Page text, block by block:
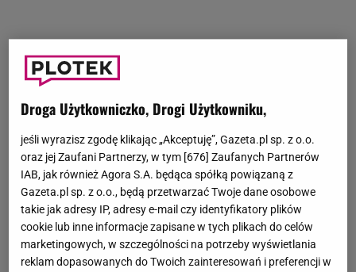
Droga Użytkowniczko, Drogi Użytkowniku,
jeśli wyrazisz zgodę klikając „Akceptuję”, Gazeta.pl sp. z o.o.
oraz jej Zaufani Partnerzy, w tym [676] Zaufanych Partnerów
IAB, jak również Agora S.A. będąca spółką powiązaną z
Gazeta.pl sp. z o.o., będą przetwarzać Twoje dane osobowe
takie jak adresy IP, adresy e-mail czy identyfikatory plików
cookie lub inne informacje zapisane w tych plikach do celów
marketingowych, w szczególności na potrzeby wyświetlania
reklam dopasowanych do Twoich zainteresowań i preferencji w